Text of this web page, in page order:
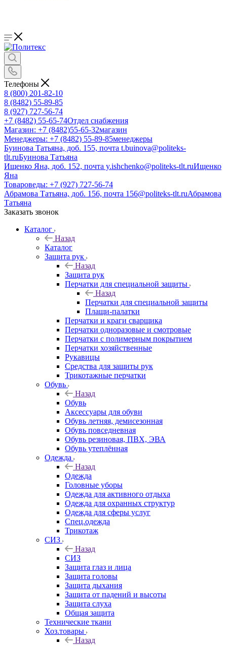
Телефоны
8 (800) 201-82-10
8 (8482) 55-89-85
8 (927) 727-56-74
+7 (8482) 55-65-74Отдел снабжения
Магазин: +7 (8482)55-65-32магазин
Менеджеры: +7 (8482) 55-89-85менеджеры
Буинова Татьяна, доб. 155, почта t.buinova@politeks-
tlt.ruБуинова Татьяна
Ищенко Яна, доб. 152, почта y.ishchenko@politeks-tlt.ruИщенко
Яна
Товароведы: +7 (927) 727-56-74
Абрамова Татьяна, доб. 156, почта 156@politeks-tlt.ruАбрамова
Татьяна
Заказать звонок
Каталог
Назад
Каталог
Защита рук
Назад
Защита рук
Перчатки для специальной защиты
Назад
Перчатки для специальной защиты
Плащи-палатки
Перчатки и краги сварщика
Перчатки одноразовые и смотровые
Перчатки с полимерным покрытием
Перчатки хозяйственные
Рукавицы
Средства для защиты рук
Трикотажные перчатки
Обувь
Назад
Обувь
Аксессуары для обуви
Обувь летняя, демисезонная
Обувь повседневная
Обувь резиновая, ПВХ, ЭВА
Обувь утеплённая
Одежда
Назад
Одежда
Головные уборы
Одежда для активного отдыха
Одежда для охранных структур
Одежда для сферы услуг
Спец.одежда
Трикотаж
СИЗ
Назад
СИЗ
Защита глаз и лица
Защита головы
Защита дыхания
Защита от падений и высоты
Защита слуха
Общая защита
Технические ткани
Хоз.товары
Назад